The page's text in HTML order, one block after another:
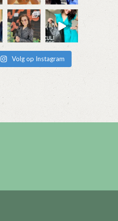
Volg op Instagram